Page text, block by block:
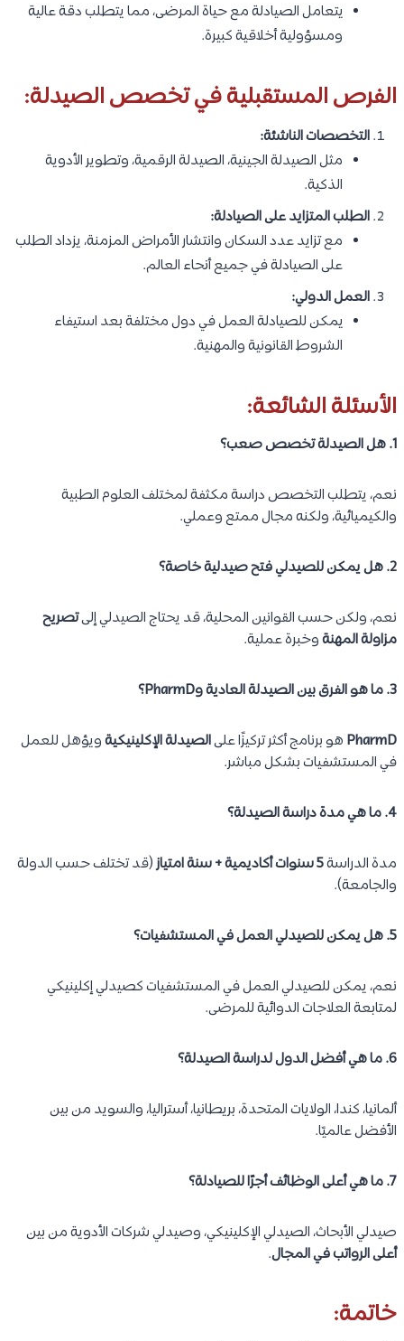
يتعامل الصيادلة مع حياة المرضى، مما يتطلب دقة عالية
ومسؤولية أخلاقية كبيرة.
الفرص المستقبلية في تخصص الصيدلة:
التخصصات الناشئة:
مثل الصيدلة الجينية، الصيدلة الرقمية، وتطوير الأدوية
الذكية.
الطلب المتزايد على الصيادلة:
مع تزايد عدد السكان وانتشار الأمراض المزمنة، يزداد الطلب
على الصيادلة في جميع أنحاء العالم.
العمل الدولي:
يمكن للصيادلة العمل في دول مختلفة بعد استيفاء
الشروط القانونية والمهنية.
الأسئلة الشائعة:
1. هل الصيدلة تخصص صعب؟
نعم، يتطلب التخصص دراسة مكثفة لمختلف العلوم الطبية
والكيميائية، ولكنه مجال ممتع وعملي.
2. هل يمكن للصيدلي فتح صيدلية خاصة؟
نعم، ولكن حسب القوانين المحلية، قد يحتاج الصيدلي إلىتصريح
مزاولة المهنةوخبرة عملية.
3. ما هو الفرق بين الصيدلة العادية وPharmD؟
PharmD هو برنامج أكثر تركيزًا علىالصيدلة الإكلينيكيةويؤهل للعمل
في المستشفيات بشكل مباشر.
4. ما هي مدة دراسة الصيدلة؟
مدة الدراسة5 سنوات أكاديمية + سنة امتياز
(قد تختلف حسب الدولة
والجامعة).
5. هل يمكن للصيدلي العمل في المستشفيات؟
نعم، يمكن للصيدلي العمل في المستشفيات كصيدلي إكلينيكي
لمتابعة العلاجات الدوائية للمرضى.
6. ما هي أفضل الدول لدراسة الصيدلة؟
ألمانيا، كندا، الولايات المتحدة، بريطانيا، أستراليا، والسويد من بين
الأفضل عالميًا.
7. ما هي أعلى الوظائف أجرًا للصيادلة؟
صيدلي الأبحاث، الصيدلي الإكلينيكي، وصيدلي شركات الأدوية من بين
أعلى الرواتب في المجال.
خاتمة: